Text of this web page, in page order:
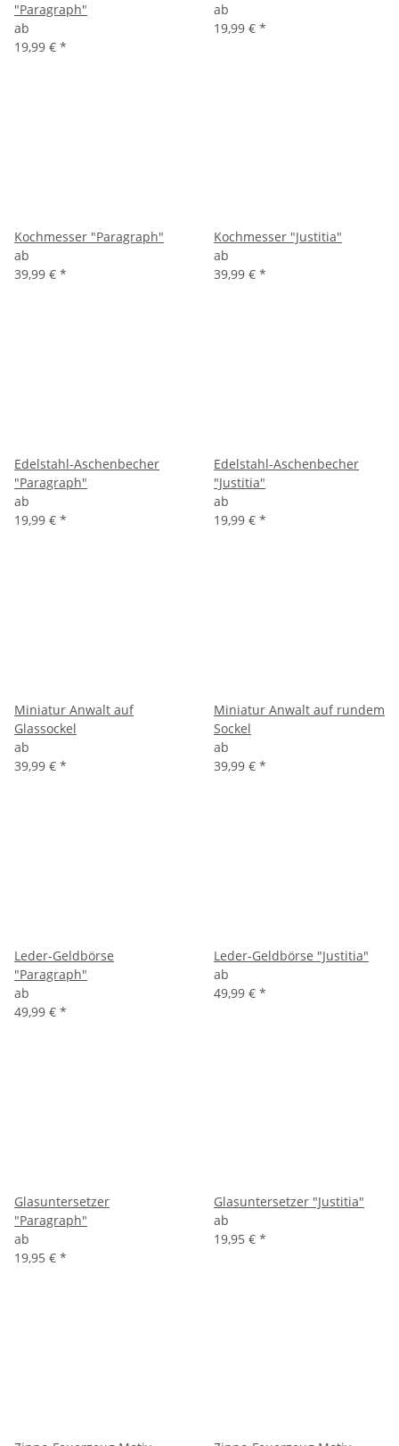
"Paragraph"
ab
19,99 € *
ab
19,99 € *
Kochmesser "Paragraph"
ab
39,99 € *
Kochmesser "Justitia"
ab
39,99 € *
Edelstahl-Aschenbecher
"Paragraph"
ab
19,99 € *
Edelstahl-Aschenbecher
"Justitia"
ab
19,99 € *
Miniatur Anwalt auf
Glassockel
ab
39,99 € *
Miniatur Anwalt auf rundem
Sockel
ab
39,99 € *
Leder-Geldbörse
"Paragraph"
ab
49,99 € *
Leder-Geldbörse "Justitia"
ab
49,99 € *
Glasuntersetzer
"Paragraph"
ab
19,95 € *
Glasuntersetzer "Justitia"
ab
19,95 € *